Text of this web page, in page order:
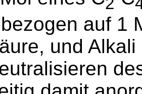
auf 1
und